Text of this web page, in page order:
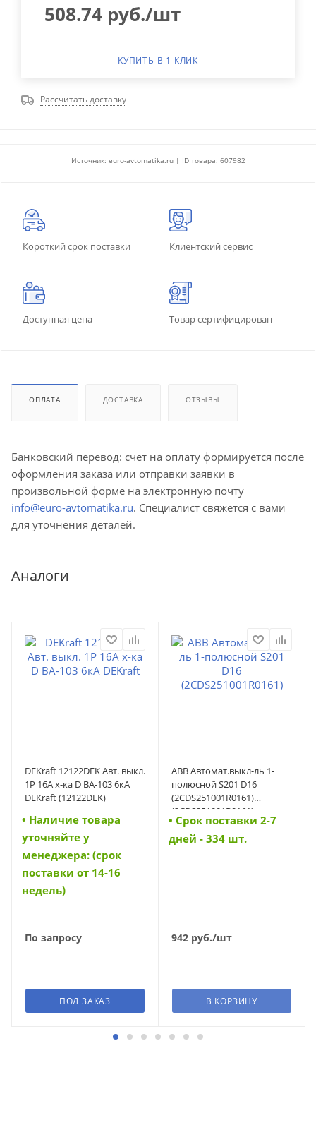
508.74 руб./шт
КУПИТЬ В 1 КЛИК
Рассчитать доставку
Источник: euro-avtomatika.ru | ID товара: 607982
Короткий срок поставки Клиентский сервис
Доступная цена Товар сертифицирован
ОПЛАТА ДОСТАВКА ОТЗЫВЫ
Банковский перевод: счет на оплату формируется после
оформления заказа или отправки заявки в
произвольной форме на электронную почту
info@euro-avtomatika.ru. Специалист свяжется с вами
для уточнения деталей.
Аналоги
DEKraft 12122DEK Авт. выкл.
1Р 16А х-ка D ВА-103 6кА
DEKraft (12122DEK)
• Наличие товара
уточняйте у
менеджера: (срок
поставки от 14-16
недель)
По запросу
ПОД ЗАКАЗ
ABB Автомат.выкл-ль 1-
полюсной S201 D16
(2CDS251001R0161)
(2CDS251001R0161)
• Cрок поставки 2-7
дней - 334 шт.
942 руб./шт
В КОРЗИНУ